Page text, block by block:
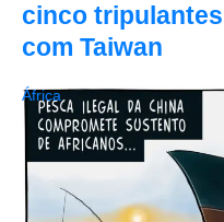
cinco
com Taiwan
África